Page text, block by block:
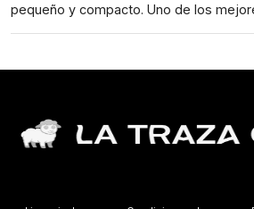
pequeño y compacto. Uno de los